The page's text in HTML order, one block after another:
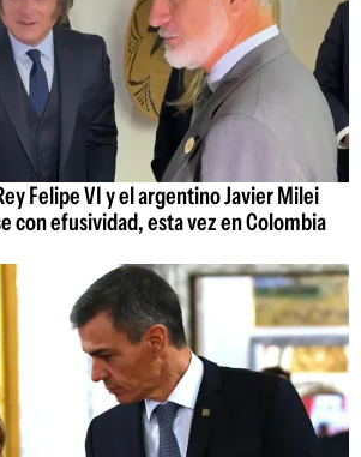
Felipe VI y el argentino Javier Milei
con efusividad, esta vez en Colombia